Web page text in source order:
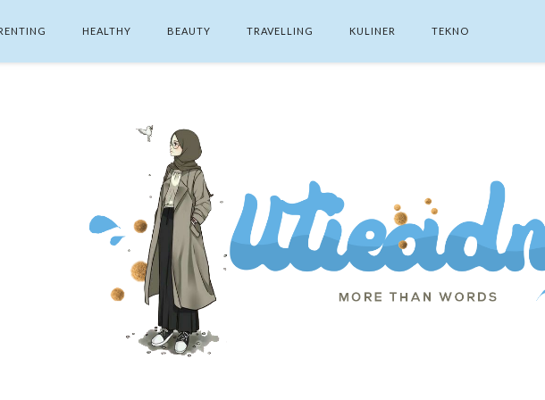
HEALTHY BEAUTY TRAVELLING KULINER TEKNO
SEARCH THIS BLOG